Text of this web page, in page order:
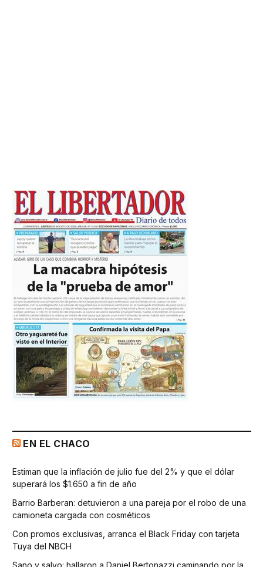
EN EL CHACO
Estiman que la inflación de julio fue del 2% y que el dólar
superará los $1.650 a fin de año
Barrio Barberan: detuvieron a una pareja por el robo de una
camioneta cargada con cosméticos
Con promos exclusivas, arranca el Black Friday con tarjeta
Tuya del NBCH